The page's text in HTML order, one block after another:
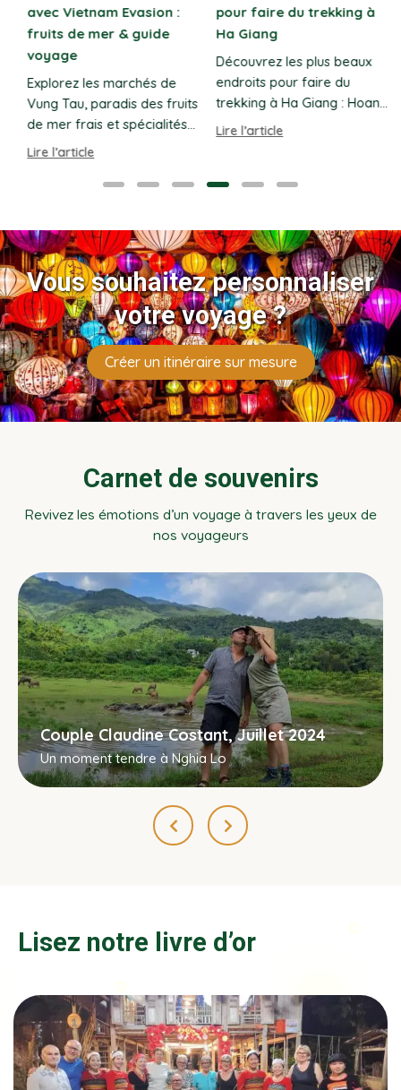
avec Vietnam Evasion :
fruits de mer & guide
voyage
Explorez les marchés de
Vung Tau, paradis des fruits
de mer frais et spécialités
locales. Guide complet pour
Vietnam avec Vietnam
Lire l’article
pour faire du trekking à
Ha Giang
Découvrez les plus beaux
endroits pour faire du
trekking à Ha Giang : Hoang
Su Phi, Ma Pi Leng, Suoi
Lire l’article
Vous souhaitez personnaliser
votre voyage ?
Créer un itinéraire sur mesure
Carnet de souvenirs
Revivez les émotions d’un voyage à travers les yeux de
nos voyageurs
Couple Claudine Costant, Juillet 2024
Un moment tendre à Nghia Lo
Lisez notre livre d’or